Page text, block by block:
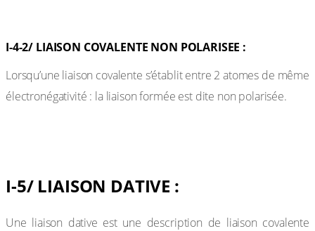
I-4-2/ LIAISON COVALENTE NON POLARISEE :
Lorsqu’une liaison covalente s’établit entre 2 atomes de même
électronégativité : la liaison formée est dite non polarisée.
I-5/ LIAISON DATIVE :
Une liaison dative est une description de liaison covalente